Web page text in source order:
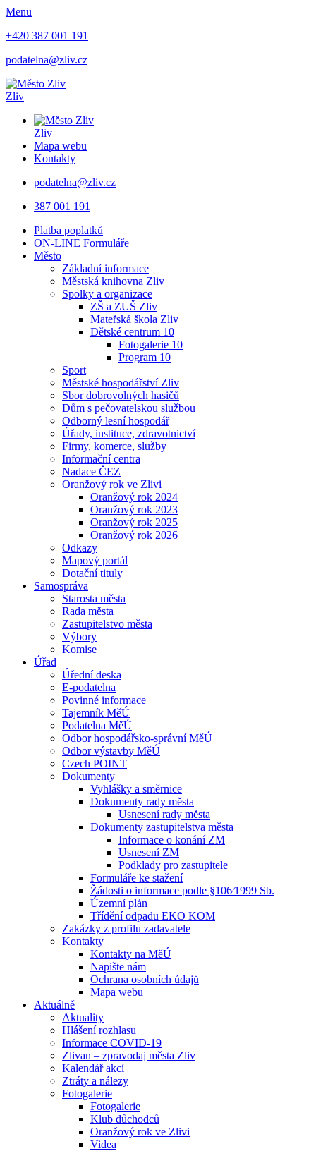
Menu
+420 387 001 191
podatelna@zliv.cz
Zliv
Zliv
Mapa webu
Kontakty
podatelna@zliv.cz
387 001 191
Platba poplatků
ON-LINE Formuláře
Město
Základní informace
Městská knihovna Zliv
Spolky a organizace
ZŠ a ZUŠ Zliv
Mateřská škola Zliv
Dětské centrum 10
Fotogalerie 10
Program 10
Sport
Městské hospodářství Zliv
Sbor dobrovolných hasičů
Dům s pečovatelskou službou
Odborný lesní hospodář
Úřady, instituce, zdravotnictví
Firmy, komerce, služby
Informační centra
Nadace ČEZ
Oranžový rok ve Zlivi
Oranžový rok 2024
Oranžový rok 2023
Oranžový rok 2025
Oranžový rok 2026
Odkazy
Mapový portál
Dotační tituly
Samospráva
Starosta města
Rada města
Zastupitelstvo města
Výbory
Komise
Úřad
Úřední deska
E-podatelna
Povinné informace
Tajemník MěÚ
Podatelna MěÚ
Odbor hospodářsko-správní MěÚ
Odbor výstavby MěÚ
Czech POINT
Dokumenty
Vyhlášky a směrnice
Dokumenty rady města
Usnesení rady města
Dokumenty zastupitelstva města
Informace o konání ZM
Usnesení ZM
Podklady pro zastupitele
Formuláře ke stažení
Žádosti o informace podle §106⁄1999 Sb.
Územní plán
Třídění odpadu EKO KOM
Zakázky z profilu zadavatele
Kontakty
Kontakty na MěÚ
Napište nám
Ochrana osobních údajů
Mapa webu
Aktuálně
Aktuality
Hlášení rozhlasu
Informace COVID-19
Zlivan – zpravodaj města Zliv
Kalendář akcí
Ztráty a nálezy
Fotogalerie
Fotogalerie
Klub důchodců
Oranžový rok ve Zlivi
Videa